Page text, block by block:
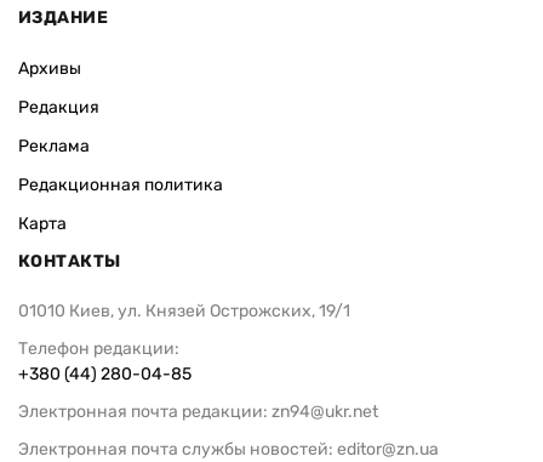
ИЗДАНИЕ
Архивы
Редакция
Реклама
Редакционная политика
Карта
КОНТАКТЫ
01010 Киев, ул. Князей Острожских, 19/1
Телефон редакции:
+380 (44) 280-04-85
Электронная почта редакции: zn94@ukr.net
Электронная почта службы новостей: editor@zn.ua